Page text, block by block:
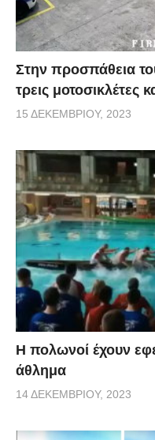
Στην προσπάθεια
τρεις μοτοσικλέτες
15 ΔΕΚΕΜΒΡΊΟΥ, 2023
Η πολωνοί έχουν
άθλημα
14 ΔΕΚΕΜΒΡΊΟΥ, 2023